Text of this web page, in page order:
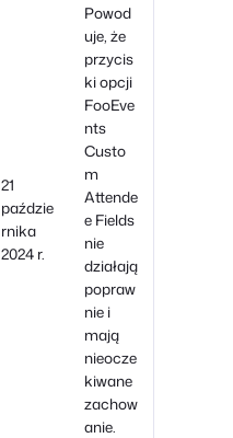
21
paździe
rnika
2024 r.
Powod
uje, że
przycis
ki opcji
FooEve
nts
Custo
m
Attende
e Fields
nie
działają
popraw
nie i
mają
nieocze
kiwane
zachow
anie.